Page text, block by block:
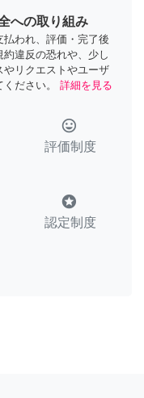
への取り組み
われ、評価・完了後
違反の恐れや、少し
リクエストやユーザ
ださい。
詳細を見る
tag_faces
評価制度
stars
認定制度